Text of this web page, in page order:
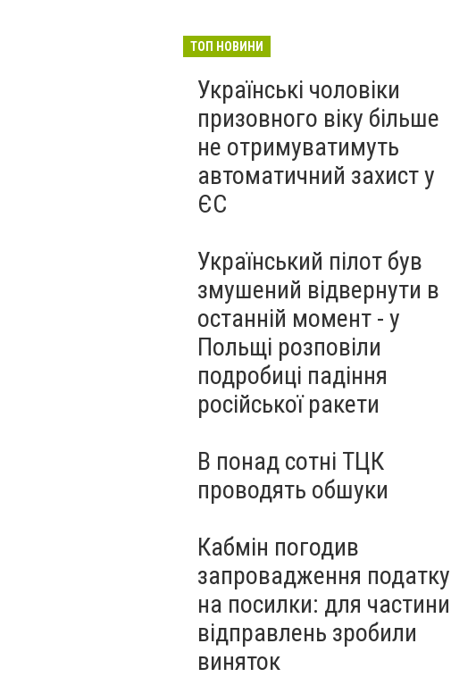
доброчесності й
ТОП НОВИНИ
Українські чоловіки
призовного віку більше
не отримуватимуть
автоматичний захист у
ЄС
Український пілот був
змушений відвернути в
останній момент - у
Польщі розповіли
подробиці падіння
російської ракети
В понад сотні ТЦК
проводять обшуки
Кабмін погодив
запровадження податку
на посилки: для частини
відправлень зробили
виняток